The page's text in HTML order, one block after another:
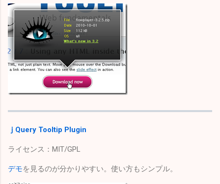
ｊQuery Tooltip Plugin
ライセンス：MIT/GPL
デモを見るのが分かりやすい。使い方もシンプル。